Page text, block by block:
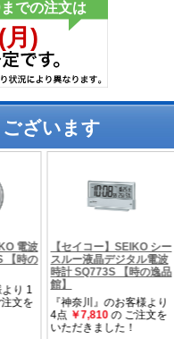
ざいます